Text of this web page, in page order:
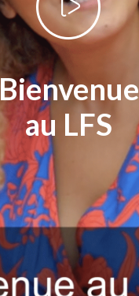
au LFS
*
*